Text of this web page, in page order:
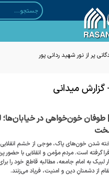
پر از نور شهید ردانی پور
میدانی
طوفان خون‌خواهی در خیابان‌ها؛
سخت
شدن خون‌های پاک، موجی از خشم
گرفته است. مردم مؤمن و انقلابی با حضور
لبیک به امام جامعه، مطالبه قاطع خود را
از دشمنانِ دین و امنیت، فریاد می‌زنند.